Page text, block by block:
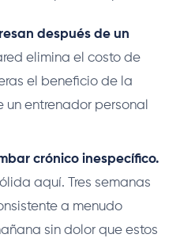
después de un
elimina el costo de
el beneficio de la
un entrenador personal
crónico inespecífico.
aquí. Tres semanas
a menudo
sin dolor que estos